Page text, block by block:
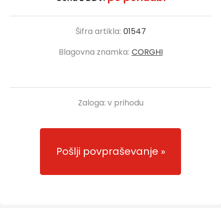
Šifra artikla: 01547
Blagovna znamka: CORGHI
Zaloga: v prihodu
Pošlji povpraševanje